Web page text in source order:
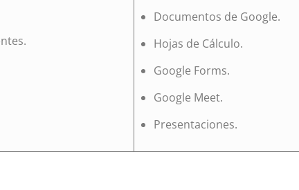
Documentos de Google.
Hojas de Cálculo.
Google Forms.
Google Meet.
Presentaciones.